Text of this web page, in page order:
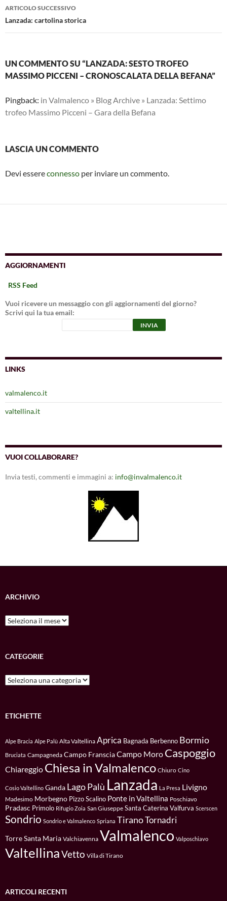
ARTICOLO SUCCESSIVO
Lanzada: cartolina storica
UN COMMENTO SU “LANZADA: SESTO TROFEO
MASSIMO PICCENI – CRONOSCALATA DELLA BEFANA”
Pingback: in Valmalenco » Blog Archive » Lanzada: Settimo
trofeo Massimo Picceni – Gara della Befana
LASCIA UN COMMENTO
Devi essereconnesso per inviare un commento.
AGGIORNAMENTI
RSS Feed
Vuoi ricevere un messaggio con gli aggiornamenti del giorno?
Scrivi qui la tua email:
LINKS
valmalenco.it
valtellina.it
VUOI COLLABORARE?
Invia testi, commenti e immagini a: info@invalmalenco.it
ARCHIVIO
Archivio
CATEGORIE
Categorie
ETICHETTE
Alpe Bracia Alpe Palù Alta Valtellina Aprica Bagnada Berbenno Bormio
Bruciata Campagneda Campo FransciaCampo Moro Caspoggio
Chiareggio Chiesa in Valmalenco Chiuro Cino
Cosio Valtellino Ganda Lago Palù Lanzada La Presa Livigno
Madesimo Morbegno Pizzo Scalino Ponte in Valtellina Poschiavo
Pradasc Primolo Rifugio Zoia San Giuseppe Santa Caterina Valfurva Scerscen
Sondrio Sondrio e Valmalenco Spriana TiranoTornadri
Torre Santa Maria Valchiavenna Valmalenco Valposchiavo
ValtellinaVetto Villa di Tirano
ARTICOLI RECENTI